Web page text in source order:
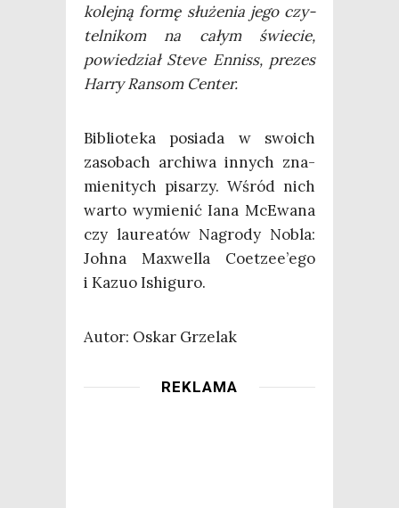
kolej­ną for­mę słu­że­nia jego czy­
tel­ni­kom na całym świe­cie,
powie­dział Ste­ve Enniss, pre­zes
Har­ry Ran­som Center.
Biblio­te­ka posia­da w swo­ich
zaso­bach archi­wa innych zna­
mie­ni­tych pisa­rzy. Wśród nich
war­to wymie­nić Iana McE­wa­na
czy lau­re­atów Nagro­dy Nobla:
Joh­na Maxwel­la Coetzee’ego
i Kazuo Ishiguro.
Autor: Oskar Grzelak
REKLAMA